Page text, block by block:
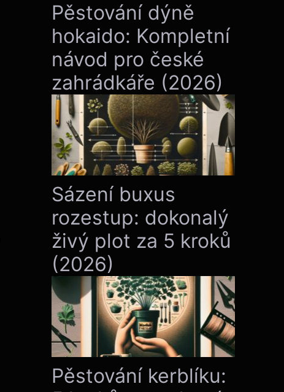
Pěstování dýně
hokaido: Kompletní
návod pro české
zahrádkáře (2026)
Sázení buxus
rozestup: dokonalý
živý plot za 5 kroků
(2026)
Pěstování kerblíku: